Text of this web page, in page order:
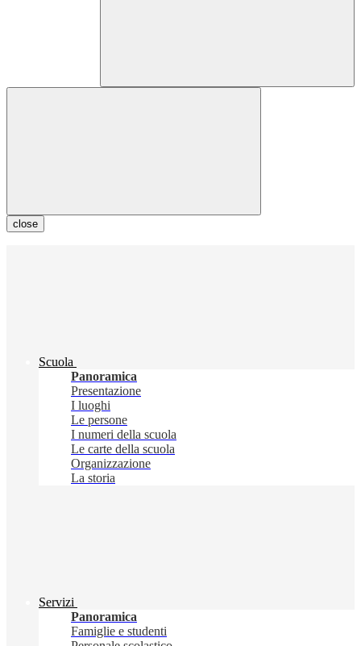
close
Scuola
Panoramica
Presentazione
I luoghi
Le persone
I numeri della scuola
Le carte della scuola
Organizzazione
La storia
Servizi
Panoramica
Famiglie e studenti